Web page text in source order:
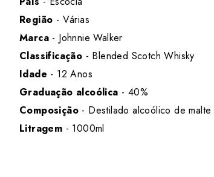
Região - Várias
Marca - Johnnie Walker
Classificação - Blended Scotch Whisky
Idade - 12 Anos
Graduação alcoólica - 40%
Composição - Destilado alcoólico de malte
Litragem - 1000ml